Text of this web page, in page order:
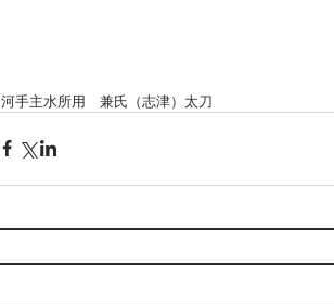
.河手主水所用　兼氏（志津）太刀